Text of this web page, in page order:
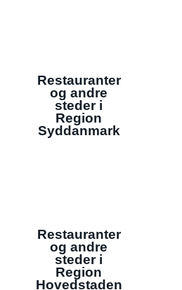
Restauranter
og andre
steder i
Region
Syddanmark
Restauranter
og andre
steder i
Region
Hovedstaden